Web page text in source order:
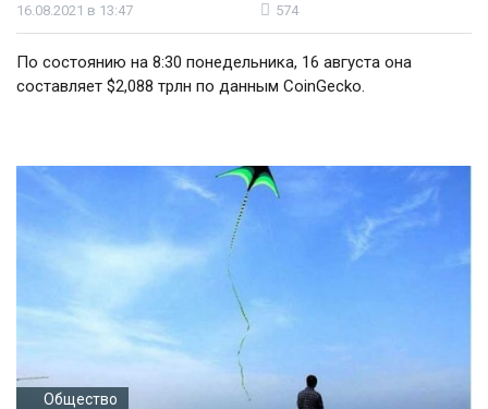
16.08.2021 в 13:47 574
По состоянию на 8:30 понедельника, 16 августа она
составляет $2,088 трлн по данным CoinGecko.
Общество